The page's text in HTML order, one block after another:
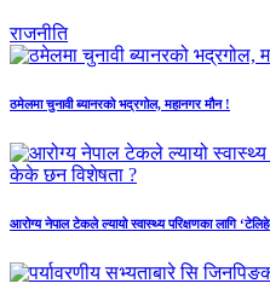
राजनीति
ठमेलमा चुनावी ब्यानरको भद्रगोल, महानगर मौन !
आरोग्य नेपाल टेकले ल्यायो स्वास्थ्य परिक्षणका लागि